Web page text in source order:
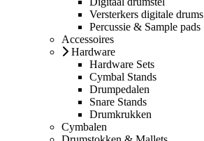
Versterkers digitale drums
Percussie & Sample pads
Accessoires
Hardware
Hardware Sets
Cymbal Stands
Drumpedalen
Snare Stands
Drumkrukken
Cymbalen